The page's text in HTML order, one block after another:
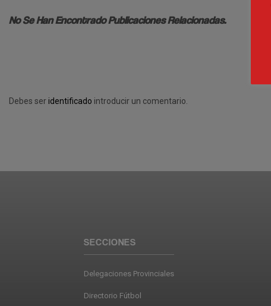
No Se Han Encontrado Publicaciones Relacionadas.
Debes seridentificado introducir un comentario.
SECCIONES
Delegaciones Provinciales
Directorio Fútbol